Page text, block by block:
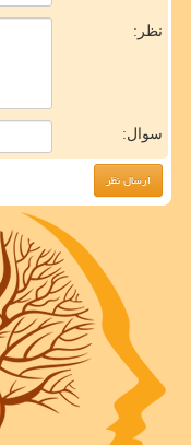
نظر:
سوال: